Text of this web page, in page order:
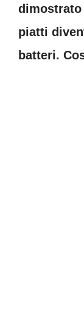
dimostrato
piatti
batteri.